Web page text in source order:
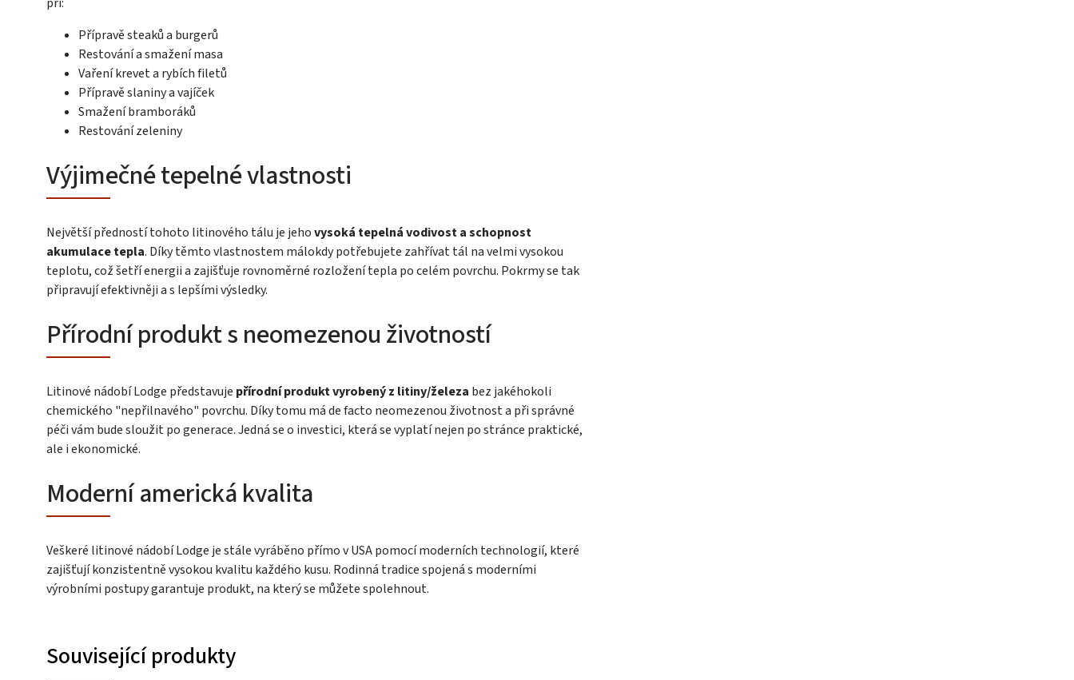
Přípravě steaků a burgerů
Restování a smažení masa
Vaření krevet a rybích filetů
Přípravě slaniny a vajíček
Smažení bramboráků
Restování zeleniny
Výjimečné tepelné vlastnosti
Největší předností tohoto litinového tálu je jehovysoká tepelná vodivost a schopnost
akumulace tepla. Díky těmto vlastnostem málokdy potřebujete zahřívat tál na velmi vysokou
teplotu, což šetří energii a zajišťuje rovnoměrné rozložení tepla po celém povrchu. Pokrmy se tak
připravují efektivněji a s lepšími výsledky.
Přírodní produkt s neomezenou životností
Litinové nádobí Lodge představuje přírodní produkt vyrobený z litiny/železa bez jakéhokoli
chemického "nepřilnavého" povrchu. Díky tomu má de facto neomezenou životnost a při správné
péči vám bude sloužit po generace. Jedná se o investici, která se vyplatí nejen po stránce praktické,
ale i ekonomické.
Moderní americká kvalita
Veškeré litinové nádobí Lodge je stále vyráběno přímo v USA pomocí moderních technologií, které
zajišťují konzistentně vysokou kvalitu každého kusu. Rodinná tradice spojená s moderními
výrobními postupy garantuje produkt, na který se můžete spolehnout.
Související produkty